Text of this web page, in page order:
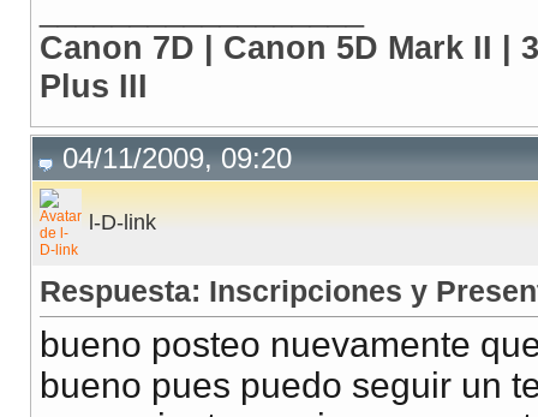
Canon 7D | Canon 5D Mark II |
Plus III
04/11/2009, 09:20
l-D-link
Respuesta: Inscripciones y
bueno posteo nuevamente
bueno pues puedo seguir un